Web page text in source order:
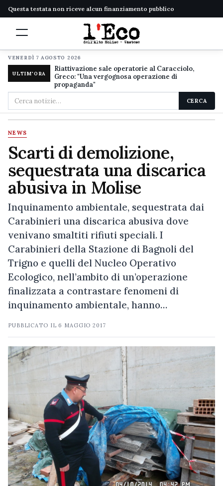
Questa testata non riceve alcun finanziamento pubblico
VENERDÌ 7 AGOSTO 2026
ULTIM'ORA
Riattivazione sale operatorie al Caracciolo,
Greco: "Una vergognosa operazione di
propaganda"
Cerca
nel
sito
CERCA
NEWS
Scarti di demolizione,
sequestrata una discarica
abusiva in Molise
Inquinamento ambientale, sequestrata dai
Carabinieri una discarica abusiva dove
venivano smaltiti rifiuti speciali. I
Carabinieri della Stazione di Bagnoli del
Trigno e quelli del Nucleo Operativo
Ecologico, nell’ambito di un’operazione
finalizzata a contrastare fenomeni di
inquinamento ambientale, hanno…
PUBBLICATO IL 6 MAGGIO 2017